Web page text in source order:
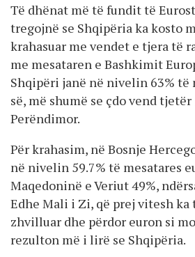
Të dhënat më të fundit të
tregojnë se Shqipëria ka kosto
krahasuar me vendet e tjera të
me mesataren e Bashkimit
Shqipëri janë në nivelin 63% të
së, më shumë se çdo vend
Perëndimor.
Për krahasim, në Bosnje
në nivelin 59.7% të mesatares
Maqedoninë e Veriut 49%,
Edhe Mali i Zi, që prej vitesh ka
zhvilluar dhe përdor euron si
rezulton më i lirë se Shqipëria.